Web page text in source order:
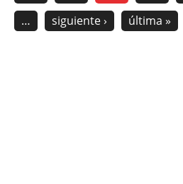
…
siguiente › última »